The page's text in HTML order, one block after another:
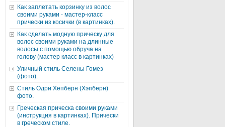
Как заплетать корзинку из волос
своими руками - мастер-класс
прически из косички (в картинках).
Как сделать модную прическу для
волос своими руками на длинные
волосы с помощью обруча на
голову (мастер класс в картинках)
Уличный стиль Селены Гомез
(фото).
Стиль Одри Хепберн (Хэпберн)
фото.
Греческая прическа своими руками
(инструкция в картинках). Прически
в греческом стиле.